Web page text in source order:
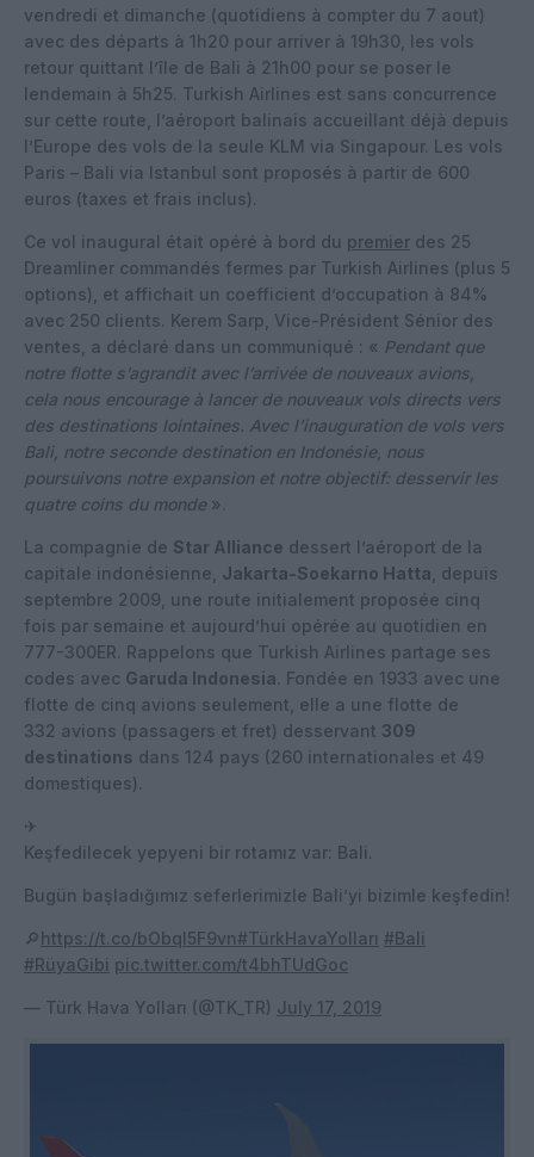
vendredi et dimanche (quotidiens à compter du 7 aout)
avec des départs à 1h20 pour arriver à 19h30, les vols
retour quittant l’île de Bali à 21h00 pour se poser le
lendemain à 5h25. Turkish Airlines est sans concurrence
sur cette route, l’aéroport balinais accueillant déjà depuis
l’Europe des vols de la seule KLM via Singapour. Les vols
Paris – Bali via Istanbul sont proposés à partir de 600
euros (taxes et frais inclus).
Ce vol inaugural était opéré à bord du premier des 25
Dreamliner commandés fermes par Turkish Airlines (plus 5
options), et affichait un coefficient d’occupation à 84%
avec 250 clients. Kerem Sarp, Vice-Président Sénior des
ventes, a déclaré dans un communiqué : « Pendant que
notre flotte s’agrandit avec l’arrivée de nouveaux avions,
cela nous encourage à lancer de nouveaux vols directs vers
des destinations lointaines. Avec l’inauguration de vols vers
Bali, notre seconde destination en Indonésie, nous
poursuivons notre expansion et notre objectif: desservir les
quatre coins du monde ».
La compagnie de Star Alliance dessert l’aéroport de la
capitale indonésienne, Jakarta-Soekarno Hatta , depuis
septembre 2009, une route initialement proposée cinq
fois par semaine et aujourd’hui opérée au quotidien en
777-300ER. Rappelons que Turkish Airlines partage ses
codes avec Garuda Indonesia. Fondée en 1933 avec une
flotte de cinq avions seulement, elle a une flotte de
332 avions (passagers et fret) desservant 309
destinations dans 124 pays (260 internationales et 49
domestiques).
✈
Keşfedilecek yepyeni bir rotamız var: Bali.
Bugün başladığımız seferlerimizle Bali’yi bizimle keşfedin!
🔎https://t.co/bObql5F9vn#TürkHavaYolları #Bali
#RüyaGibi pic.twitter.com/t4bhTUdGoc
— Türk Hava Yolları (@TK_TR) July 17, 2019